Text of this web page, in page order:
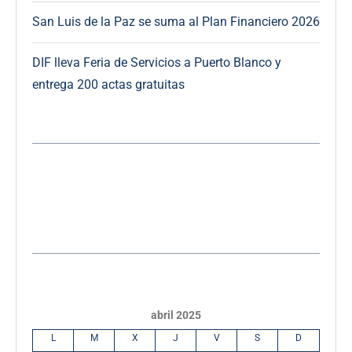
San Luis de la Paz se suma al Plan Financiero 2026
DIF lleva Feria de Servicios a Puerto Blanco y
entrega 200 actas gratuitas
abril 2025
L M X J V S D